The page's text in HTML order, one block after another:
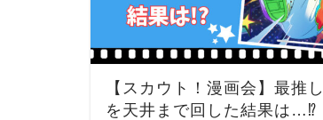
【スカウト！漫画会】最推
を天井まで回した結果は…⁉